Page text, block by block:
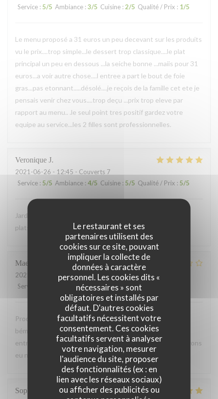
Le restaurant et ses
partenaires utilisent des
cookies sur ce site, pouvant
impliquer la collecte de
données à caractère
personnel. Les cookies dits «
nécessaires » sont
obligatoires et installés par
défaut. D'autres cookies
facultatifs nécessitent votre
consentement. Ces cookies
facultatifs servent à analyser
votre navigation, mesurer
l'audience du site, proposer
des fonctionnalités (ex : en
lien avec les réseaux sociaux)
ou afficher des publicités ou
Service : 5/5 Ambiance : 3/5 Cuisine : 2/5 Qualité / Prix : 1/5
Le menu proposé a 31 euros un peu decevant sur les produits
vu le prix....trop simple...le dessert trop classique....le plat
principal un peu en dessous ...la seiche bonne ...maiis pour 31
euros...a voir autre chose....l entree a part le bout de foie
gras...pas etonnant.....désolé....je reçois de la famille cet ete je
pensais venir chez vous....trop deçu ...prix trop eleve par
rapport au menu.. .le seul point tres positif gardez votre
equipe au service...les 2 filles sont professionnelles.
Veronique J
2021-06-26 - 12:45 - Couverts 7
Service : 5/5 Ambiance : 4/5 Cuisine : 5/5 Qualité / Prix : 5/5
Jardin terrasse très agréable et équipe sympathique! Les
plats sont beaux et bons. Cuisine raffinée et recherchée
Maeva
2021-06-29
- 19:45 - Couverts 2
Service
Ambiance:5/5 Cuisine : 5/5 Qualité / Prix
Produits frais et de bonne qualités, repas très bon. Gros
bémol sur le temps d'attente. Attendu 45 min pour une
entrée, au bout d'une heure et demi en tout enfin nous avons
eu notre plat, bien dommage
Sophie